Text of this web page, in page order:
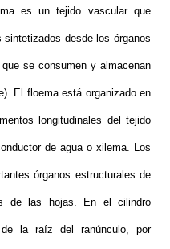
es un tejido vascular que
desde los órganos
se consumen y almacenan
El floema está organizado en
longitudinales del tejido
de agua o xilema. Los
órganos estructurales de
de las hojas. En el cilindro
la raíz del ranúnculo, por